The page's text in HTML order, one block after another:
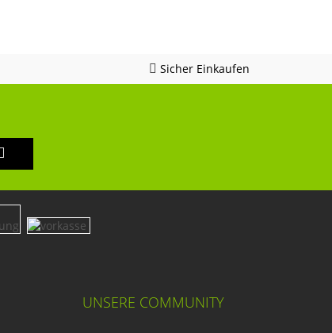
Sicher Einkaufen
UNSERE COMMUNITY